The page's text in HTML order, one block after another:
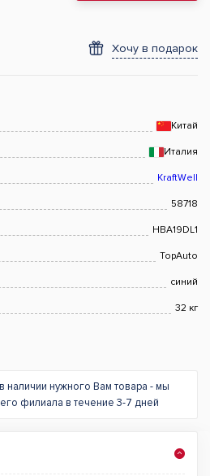
Хочу в подарок
Китай
Италия
KraftWell
58718
HBA19DL1
TopAuto
синий
32 кг
наличии нужного Вам товара - мы
филиала в течение 3-7 дней